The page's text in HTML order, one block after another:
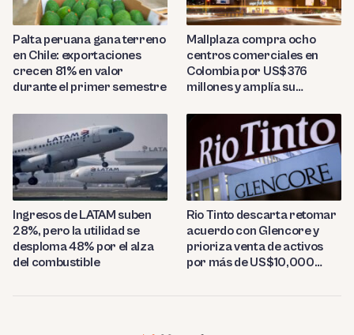
Palta peruana gana terreno
en Chile: exportaciones
crecen 81% en valor
durante el primer semestre
Mallplaza compra ocho
centros comerciales en
Colombia por US$376
millones y amplía su
Ingresos de LATAM suben
28%, pero la utilidad se
desploma 48% por el alza
del combustible
Rio Tinto descarta retomar
acuerdo con Glencore y
prioriza venta de activos
por más de US$10,000